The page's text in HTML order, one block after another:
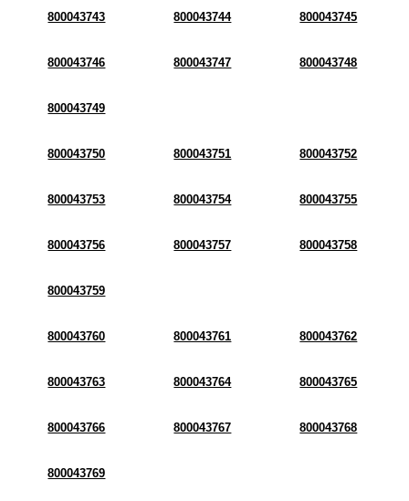
800043743 800043744 800043745
800043746 800043747 800043748
800043749
800043750 800043751 800043752
800043753 800043754 800043755
800043756 800043757 800043758
800043759
800043760 800043761 800043762
800043763 800043764 800043765
800043766 800043767 800043768
800043769